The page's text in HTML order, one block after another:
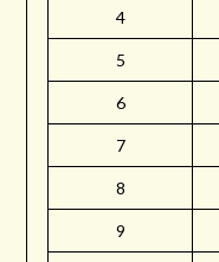
4
5
6
7
8
9